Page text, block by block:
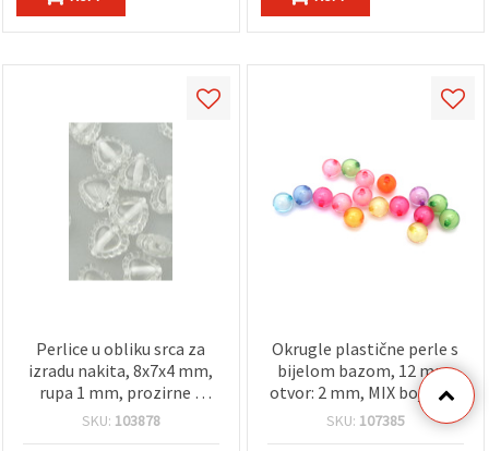
Perlice u obliku srca za
izradu nakita, 8x7x4 mm,
rupa 1 mm, prozirne s
bijelim detaljima, 20 g
SKU: 103878
Okrugle plastične perle s
bijelom bazom, 12 mm,
otvor: 2 mm, MIX boje - 50
g (~57 kom)
SKU: 107385